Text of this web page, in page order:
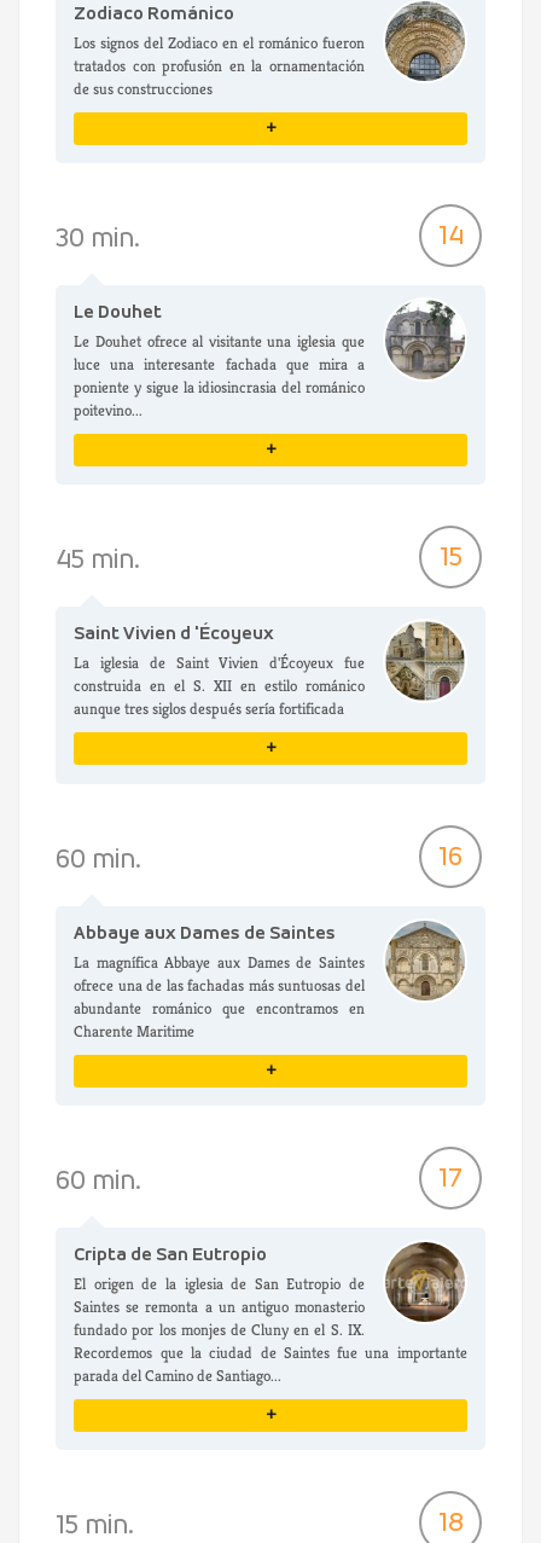
Zodiaco Románico
Los signos del Zodiaco en el románico fueron
tratados con profusión en la ornamentación
de sus construcciones
+
30 min. 14
Le Douhet
Le Douhet ofrece al visitante una iglesia que
luce una interesante fachada que mira a
poniente y sigue la idiosincrasia del románico
poitevino...
+
45 min. 15
Saint Vivien d 'Écoyeux
La iglesia de Saint Vivien d'Écoyeux fue
construida en el S. XII en estilo románico
aunque tres siglos después sería fortificada
+
60 min. 16
Abbaye aux Dames de Saintes
La magnífica Abbaye aux Dames de Saintes
ofrece una de las fachadas más suntuosas del
abundante románico que encontramos en
Charente Maritime
+
60 min. 17
Cripta de San Eutropio
El origen de la iglesia de San Eutropio de
Saintes se remonta a un antiguo monasterio
fundado por los monjes de Cluny en el S. IX.
Recordemos que la ciudad de Saintes fue una importante
parada del Camino de Santiago...
+
15 min. 18